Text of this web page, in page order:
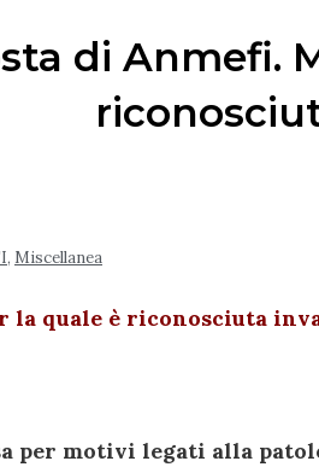
di Anmefi.
, Miscellanea
la quale è riconosciuta
per motivi legati alla